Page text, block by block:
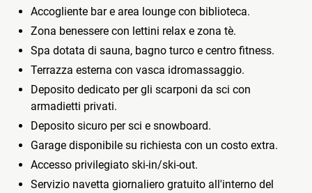
Accogliente bar e area lounge con biblioteca.
Zona benessere con lettini relax e zona tè.
Spa dotata di sauna, bagno turco e centro fitness.
Terrazza esterna con vasca idromassaggio.
Deposito dedicato per gli scarponi da sci con
armadietti privati.
Deposito sicuro per sci e snowboard.
Garage disponibile su richiesta con un costo extra.
Accesso privilegiato ski-in/ski-out.
Servizio navetta giornaliero gratuito all'interno del